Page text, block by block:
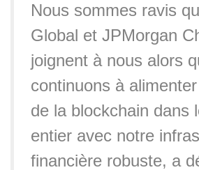
Nous sommes ravis
Global et JPMorgan
joignent à nous alors
continuons à alimenter
de la blockchain dans
entier avec notre
financière robuste, a